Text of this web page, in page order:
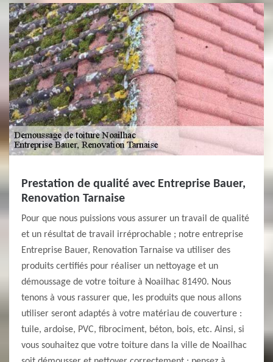
Prestation de qualité avec Entreprise Bauer,
Renovation Tarnaise
Pour que nous puissions vous assurer un travail de qualité
et un résultat de travail irréprochable ; notre entreprise
Entreprise Bauer, Renovation Tarnaise va utiliser des
produits certifiés pour réaliser un nettoyage et un
démoussage de votre toiture à Noailhac 81490. Nous
tenons à vous rassurer que, les produits que nous allons
utiliser seront adaptés à votre matériau de couverture :
tuile, ardoise, PVC, fibrociment, béton, bois, etc. Ainsi, si
vous souhaitez que votre toiture dans la ville de Noailhac